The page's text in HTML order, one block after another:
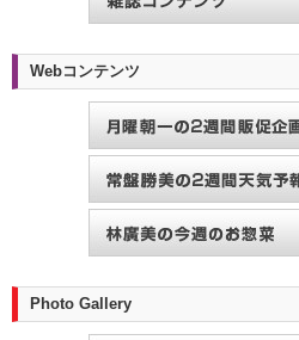
Webコンテンツ
Photo Gallery